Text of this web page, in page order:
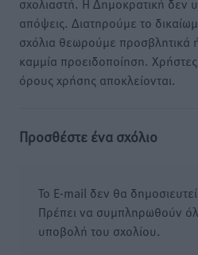
απόψεις. Διατηρούμε το
σχόλια θεωρούμε προσβλητικά
καμμία προειδοποίηση.
όρους χρήσης αποκλείονται.
Προσθέστε ένα σχόλιο
Το E-mail δεν θα
Πρέπει να συμπληρωθούν
υποβολή του σχολίου.